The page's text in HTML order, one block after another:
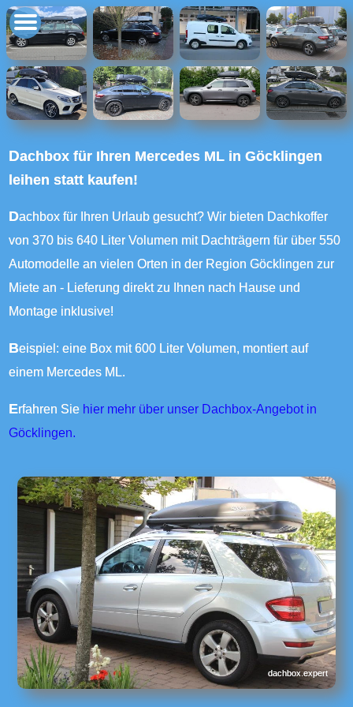
Dachbox für Ihren Mercedes ML in Göcklingen
leihen statt kaufen!
Dachbox für Ihren Urlaub gesucht? Wir bieten Dachkoffer
von 370 bis 640 Liter Volumen mit Dachträgern für über 550
Automodelle an vielen Orten in der Region Göcklingen zur
Miete an - Lieferung direkt zu Ihnen nach Hause und
Montage inklusive!
Beispiel: eine Box mit 600 Liter Volumen, montiert auf
einem Mercedes ML.
Erfahren Sie hier mehr über unser Dachbox-Angebot in
Göcklingen.
dachbox.expert